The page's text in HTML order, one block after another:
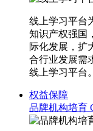
线上学习平台
知识产权强国
际化发展，扩
合行业发展需
线上学习平台。
权益保障
品牌机构培育